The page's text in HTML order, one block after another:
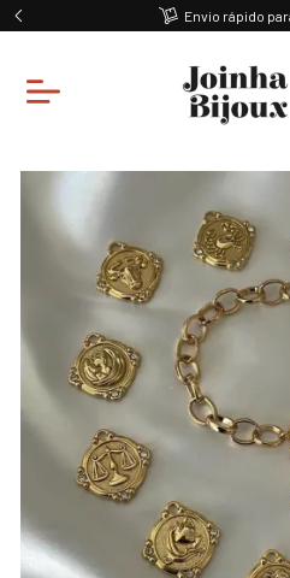
Envio rápido